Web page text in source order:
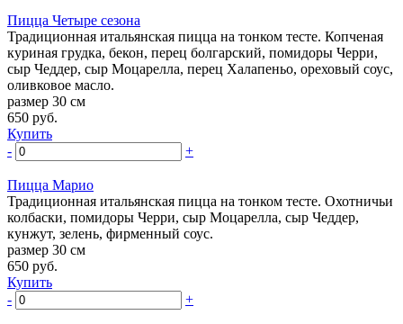
Пицца Четыре сезона
Традиционная итальянская пицца на тонком тесте. Копченая
куриная грудка, бекон, перец болгарский, помидоры Черри,
сыр Чеддер, сыр Моцарелла, перец Халапеньо, ореховый соус,
оливковое масло.
размер 30 см
650 руб.
Купить
-
+
Пицца Марио
Традиционная итальянская пицца на тонком тесте. Охотничьи
колбаски, помидоры Черри, сыр Моцарелла, сыр Чеддер,
кунжут, зелень, фирменный соус.
размер 30 см
650 руб.
Купить
-
+